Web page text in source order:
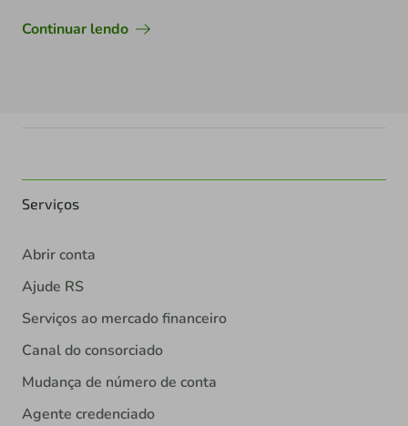
Continuar lendo
Serviços
Abrir conta
Ajude RS
Serviços ao mercado financeiro
Canal do consorciado
Mudança de número de conta
Agente credenciado